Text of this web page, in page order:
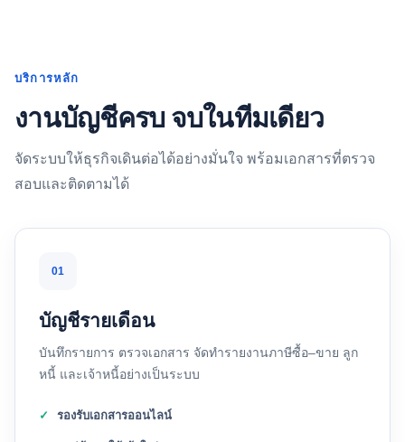
บริการหลัก
งานบัญชีครบ จบในทีมเดียว
จัดระบบให้ธุรกิจเดินต่อได้อย่างมั่นใจ พร้อมเอกสารที่ตรวจ
สอบและติดตามได้
01
บัญชีรายเดือน
บันทึกรายการ ตรวจเอกสาร จัดทำรายงานภาษีซื้อ–ขาย ลูก
หนี้ และเจ้าหนี้อย่างเป็นระบบ
รองรับเอกสารออนไลน์